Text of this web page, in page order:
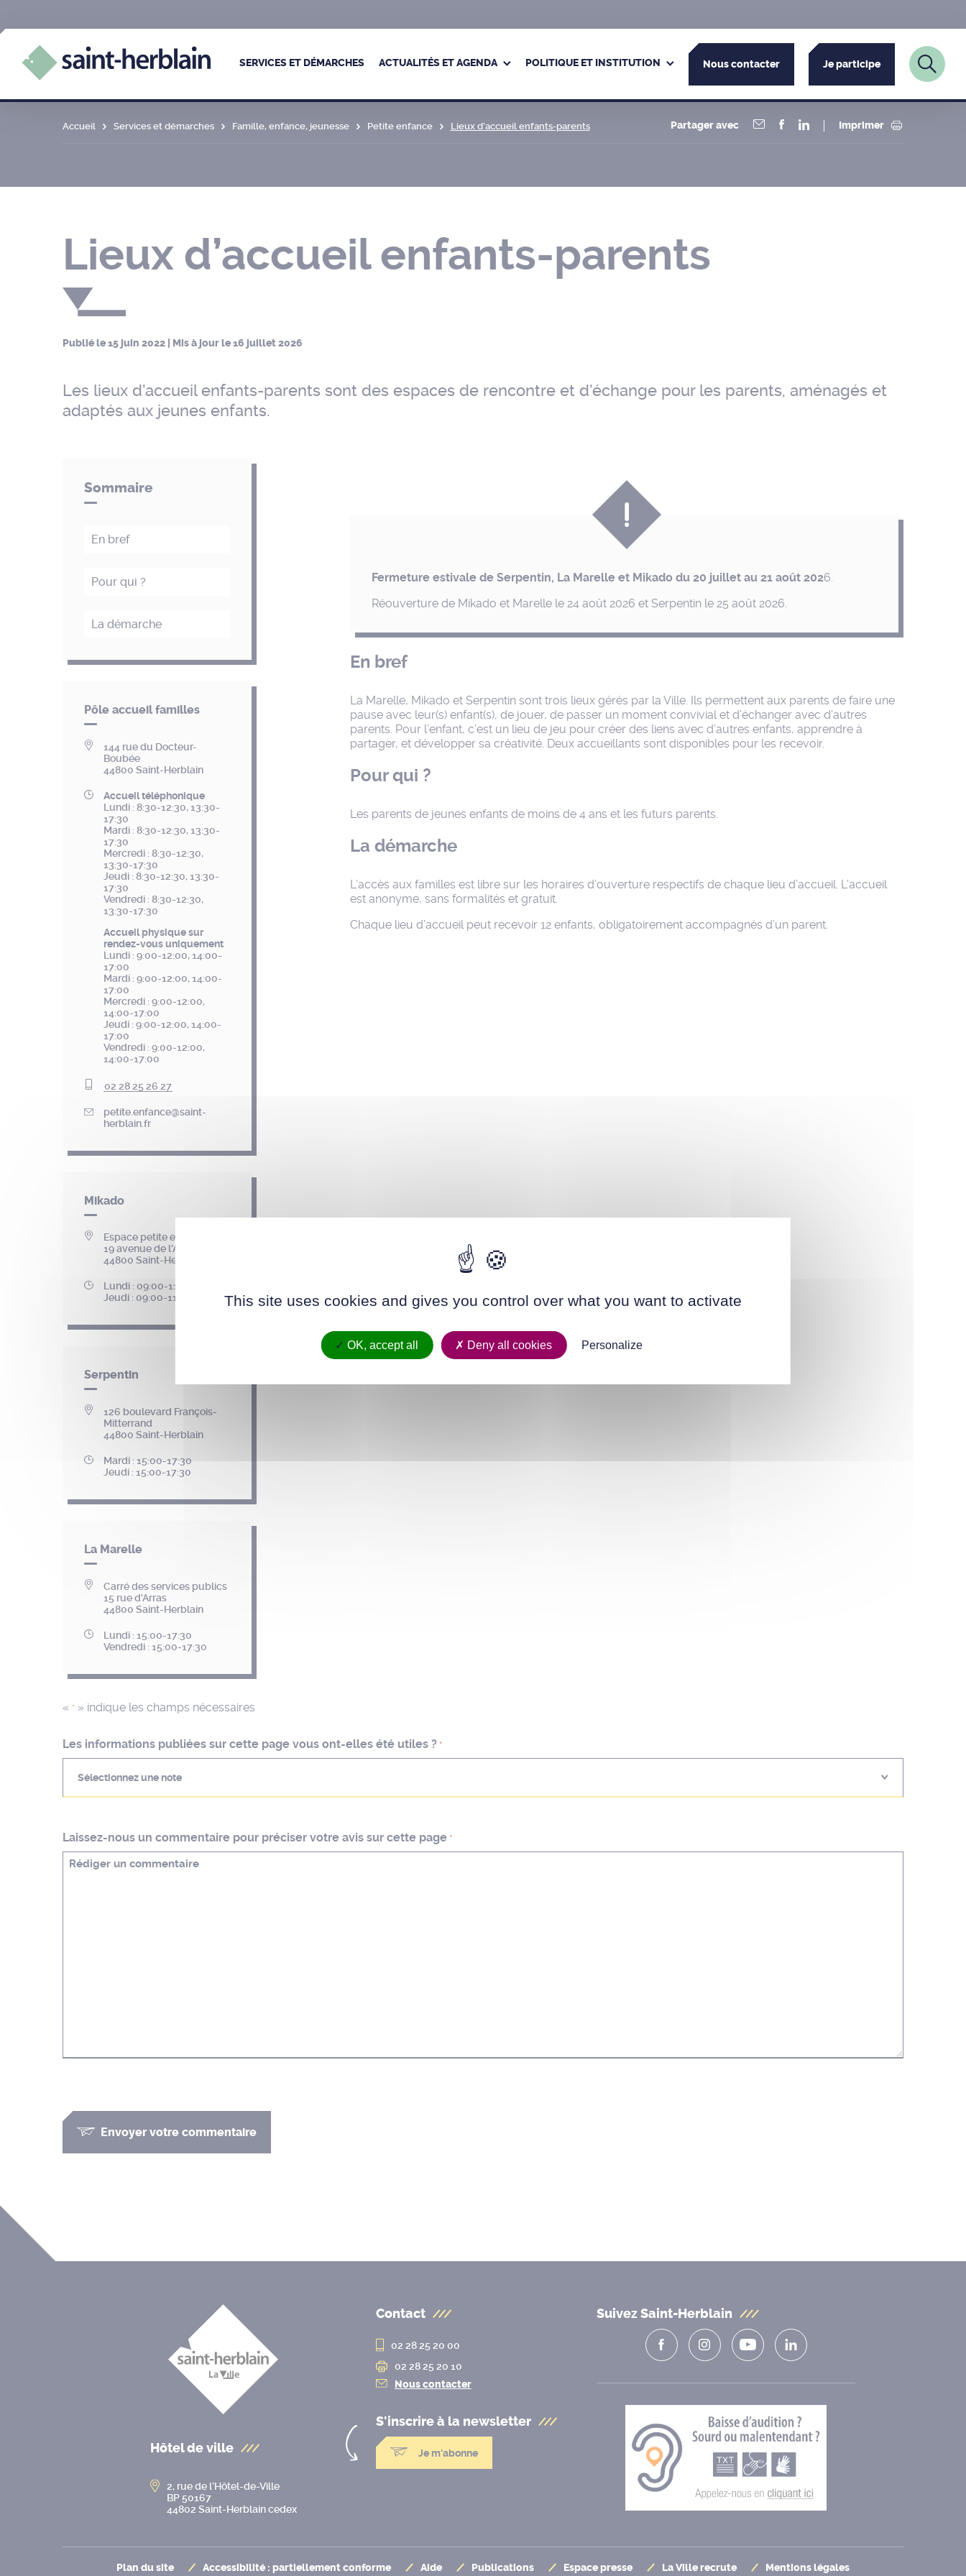
SERVICES ET DÉMARCHES ACTUALITÉS ET AGENDA POLITIQUE ET INSTITUTION Nous contacter Je participe
Accueil Services et démarches Famille, enfance, jeunesse Petite enfance Lieux d’accueil enfants-parents Partager avec Imprimer
Lieux d’accueil enfants-parents
Publié le15 juin 2022 | Mis à jour le16 juillet 2026
Les lieux d’accueil enfants-parents sont des espaces de rencontre et d’échange pour les parents, aménagés et
adaptés aux jeunes enfants.
Sommaire
En bref
Pour qui ?
La démarche
Pôle accueil familles
144 rue du Docteur-
Boubée
44800 Saint-Herblain
Accueil téléphonique
Lundi : 8:30-12:30, 13:30-
17:30
Mardi : 8:30-12:30, 13:30-
17:30
Mercredi : 8:30-12:30,
13:30-17:30
Jeudi : 8:30-12:30, 13:30-
17:30
Vendredi : 8:30-12:30,
13:30-17:30
Accueil physique sur
rendez-vous uniquement
Lundi : 9:00-12:00, 14:00-
17:00
Mardi : 9:00-12:00, 14:00-
17:00
Mercredi : 9:00-12:00,
14:00-17:00
Jeudi : 9:00-12:00, 14:00-
17:00
Vendredi : 9:00-12:00,
14:00-17:00
02 28 25 26 27
petite.enfance@saint-
herblain.fr
Mikado
Espace petite enfance
19 avenue de l'Angevinière
44800 Saint-Herblain
Lundi : 09:00-11:30
Jeudi : 09:00-11:30
Serpentin
126 boulevard François-
Mitterrand
44800 Saint-Herblain
Mardi : 15:00-17:30
Jeudi : 15:00-17:30
La Marelle
Carré des services publics
15 rue d'Arras
44800 Saint-Herblain
Lundi : 15:00-17:30
Vendredi : 15:00-17:30
Fermeture estivale de Serpentin, La Marelle et Mikado du 20 juillet au 21 août 2026.
Réouverture de Mikado et Marelle le 24 août 2026 et Serpentin le 25 août 2026.
En bref
La Marelle, Mikado et Serpentin sont trois lieux gérés par la Ville. Ils permettent aux parents de faire une
pause avec leur(s) enfant(s), de jouer, de passer un moment convivial et d’échanger avec d’autres
parents. Pour l’enfant, c’est un lieu de jeu pour créer des liens avec d’autres enfants, apprendre à
partager, et développer sa créativité. Deux accueillants sont disponibles pour les recevoir.
Pour qui ?
Les parents de jeunes enfants de moins de 4 ans et les futurs parents.
La démarche
L’accès aux familles est libre sur les horaires d’ouverture respectifs de chaque lieu d’accueil. L’accueil
est anonyme, sans formalités et gratuit.
Chaque lieu d’accueil peut recevoir 12 enfants, obligatoirement accompagnés d’un parent.
« * » indique les champs nécessaires
Les informations publiées sur cette page vous ont-elles été utiles ? *
Sélectionnez une note
Laissez-nous un commentaire pour préciser votre avis sur cette page *
Envoyer votre commentaire
Hôtel de ville
2, rue de l’Hôtel-de-Ville
BP 50167
44802 Saint-Herblain cedex
Contact
02 28 25 20 00
02 28 25 20 10
Nous contacter
S'inscrire à la newsletter
Je m'abonne
Suivez Saint-Herblain
Plan du site Accessibilité : partiellement conforme Aide Publications Espace presse La Ville recrute
Mentions légales
This site uses cookies and gives you control over what you want to activate
OK, accept all Deny all cookies Personalize